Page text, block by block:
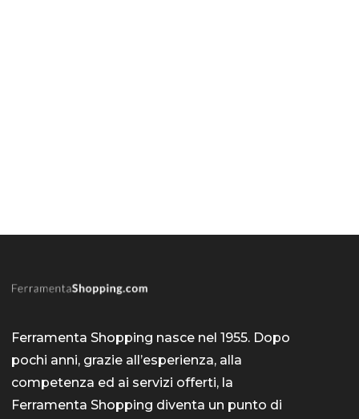
Ferramenta Shopping nasce nel 1955. Dopo
pochi anni, grazie all’esperienza, alla
competenza ed ai servizi offerti, la
Ferramenta Shopping diventa un punto di